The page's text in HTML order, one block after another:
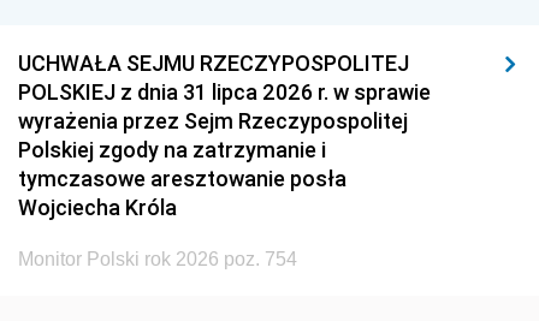
UCHWAŁA SEJMU RZECZYPOSPOLITEJ
POLSKIEJ z dnia 31 lipca 2026 r. w sprawie
wyrażenia przez Sejm Rzeczypospolitej
Polskiej zgody na zatrzymanie i
tymczasowe aresztowanie posła
Wojciecha Króla
Monitor Polski rok 2026 poz. 754